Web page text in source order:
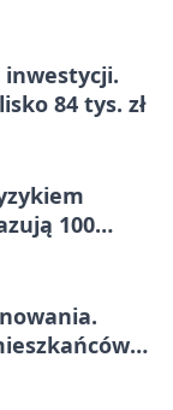
inwestycji.
84 tys. zł
100